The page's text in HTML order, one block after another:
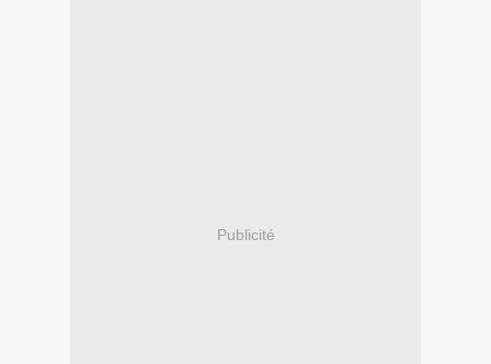
Publicité